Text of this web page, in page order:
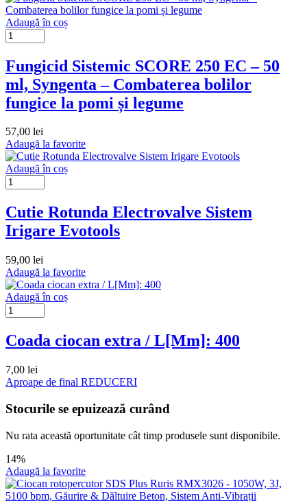
Adaugă în coș
Fungicid Sistemic SCORE 250 EC – 50
ml, Syngenta – Combaterea bolilor
fungice la pomi și legume
57,00 lei
Adaugă la favorite
Adaugă în coș
Cutie Rotunda Electrovalve Sistem
Irigare Evotools
59,00 lei
Adaugă la favorite
Adaugă în coș
Coada ciocan extra / L[Mm]: 400
7,00 lei
Aproape de final REDUCERI
Stocurile se epuizează curând
Nu rata această oportunitate cât timp produsele sunt disponibile.
14%
Adaugă la favorite